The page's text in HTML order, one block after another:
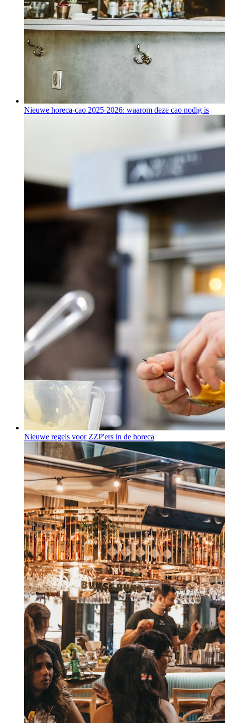
Nieuwe horeca-cao 2025-2026: waarom deze cao nodig is
Nieuwe regels voor ZZP'ers in de horeca